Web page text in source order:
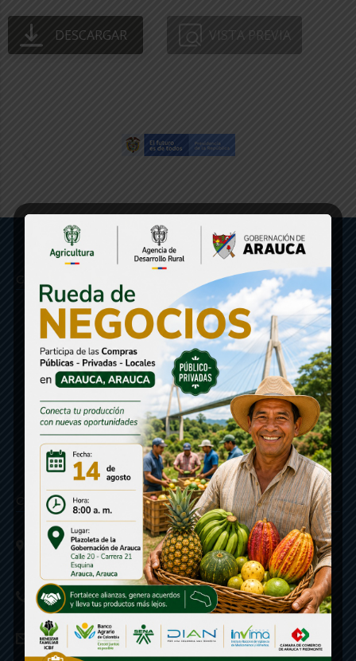
DESCARGAR VISTA PREVIA
Gobernación de Arauca
Contáctenos
Calle 20 - Carrera 21 Esquina
Código postal 810001
Linea de Servicio a la Ciudadania: 57- 6078851946
Linea Anticorrupción: 607885 3374
correspondencia: archivogeneral@arauca.gov.co